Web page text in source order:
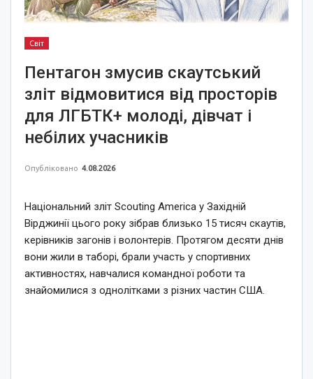
Світ
Пентагон змусив скаутський
зліт відмовитися від просторів
для ЛГБТК+ молоді, дівчат і
небілих учасників
Опубліковано 4.08.2026
Національний зліт Scouting America у Західній
Вірджинії цього року зібрав близько 15 тисяч скаутів,
керівників загонів і волонтерів. Протягом десяти днів
вони жили в таборі, брали участь у спортивних
активностях, навчалися командної роботи та
знайомилися з однолітками з різних частин США.